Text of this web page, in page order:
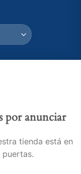
por anunciar
tienda está en